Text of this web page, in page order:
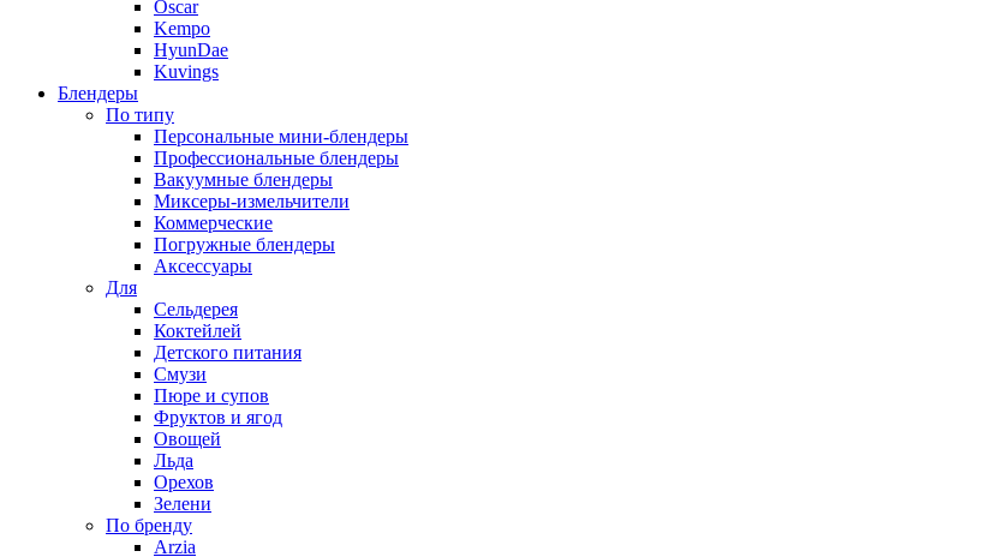
Oscar
Kempo
HyunDae
Kuvings
Блендеры
По типу
Персональные мини-блендеры
Профессиональные блендеры
Вакуумные блендеры
Миксеры-измельчители
Коммерческие
Погружные блендеры
Аксессуары
Для
Сельдерея
Коктейлей
Детского питания
Смузи
Пюре и супов
Фруктов и ягод
Овощей
Льда
Орехов
Зелени
По бренду
Arzia